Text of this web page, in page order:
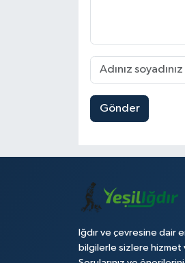
Gönder
Iğdır ve çevresine dair
bilgilerle sizlere hizmet